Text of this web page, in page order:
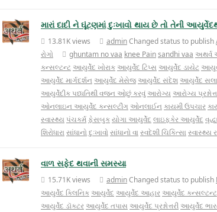
મારાં દાદી ને ઘૂંટણમાં દુઃખાવો થાય છે તો તેની
13.81K views adminChanged status to publish
રોગો
ghuntam no vaa knee Painsandhi vaa અથર્વ
કન્સલ્ટન્ટ આયુર્વેદ ખોરાક આયુર્વેદ ટિપ્સ આયુર્વેદ ડાયેટ
આયુર્વેદ માર્ગદર્શન આયુર્વેદ મેસેજ આયુર્વેદ સંદેશ આયુર્વેદ
આયુર્વેદીક પધ્ધતિથી વજન ઓછું કરવું આરોગ્ય આરોગ્ય
ઓનલાઇન આયુર્વેદ કન્સલ્ટીંગ ઓનલાઈન કાયમી ઉપચાર
સ્વાસ્થ્ય પંચકર્મફેસબુકયોગા આયુર્વેદ લાઇફકેર આયુર્વેદ
શિરોધારા સાંધાનો દુઃખાવોસાંધાનો વા સ્વદેશી ચિકિત્સા સ્વાસ્થ્ય
વાળ સફેદ થવાની સમસ્યા
15.71K views adminChanged status to publish
આયુર્વેદ ક્લિનિક આયુર્વેદ આયુર્વેદ આહાર આયુર્વેદ કન્સલ્ટન્ટ
આયુર્વેદ ડૉક્ટર આયુર્વેદ તપાસ આયુર્વેદ પ્રશ્નોત્તરી આયુર્વેદ